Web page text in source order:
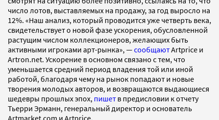
число лотов, выставляемых на продажу, за год выросло на
12%. «Наш анализ, который проводится уже четверть века,
свидетельствует о новой фазе ускорения, обусловленной
растущим числом коллекционеров, желающих быть
активными игроками арт-рынка», —сообщаютArtprice и
Artron.net. Ускорение в основном связано с тем, что
уменьшается средний период владения той или иной
работой, благодаря чему на рынок попадают и новые
творения молодых авторов, и возвращаются выдающиеся
шедевры прошлых эпох, пишет в предисловии к отчету
Тьерри Эрманн, генеральный директор и основатель
Artmarket.com и Artprice.